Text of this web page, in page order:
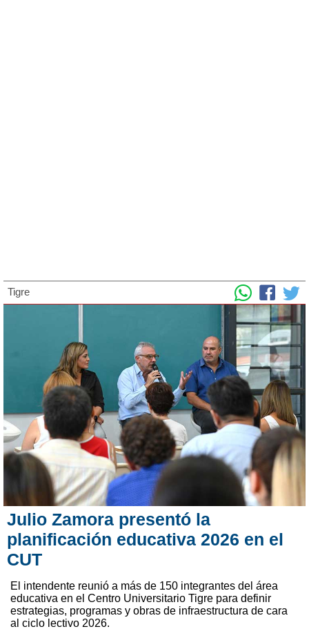
Tigre
Julio Zamora presentó la
planificación educativa 2026 en el
CUT
El intendente reunió a más de 150 integrantes del área
educativa en el Centro Universitario Tigre para definir
estrategias, programas y obras de infraestructura de cara
al ciclo lectivo 2026.